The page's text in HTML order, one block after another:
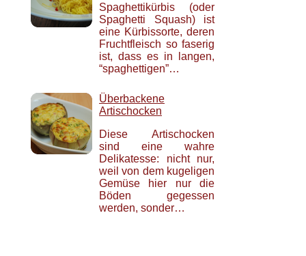
Spaghettikürbis (oder
Spaghetti Squash) ist
eine Kürbissorte, deren
Fruchtfleisch so faserig
ist, dass es in langen,
“spaghettigen”…
Überbackene
Artischocken
Diese Artischocken
sind eine wahre
Delikatesse: nicht nur,
weil von dem kugeligen
Gemüse hier nur die
Böden gegessen
werden, sonder…